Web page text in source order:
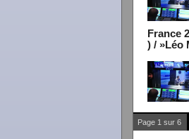
France
) / »Léo
Page 1 sur 6